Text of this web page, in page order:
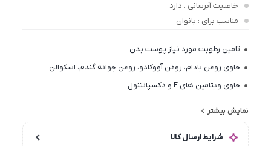
خاصیت آبرسانی : دارد
مناسب برای : بانوان
تامین رطوبت مورد نیاز پوست بدن
حاوی روغن بادام، روغن آووکادو، روغن جوانه گندم، اسکوالن
حاوی ویتامین های E و دکسپانتنول
فاقد اسانس و سایر مواد آلرژی زا و قابل استفاده در دوران بارداری
نمایش بیشتر
شرایط ارسال کالا